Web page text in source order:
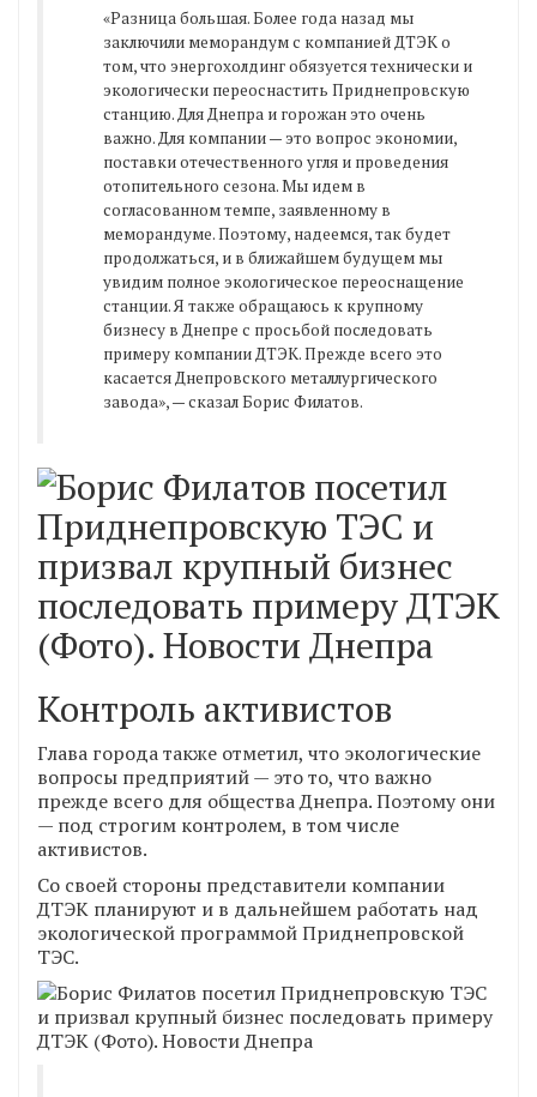
«Разница большая. Более года назад мы
заключили меморандум с компанией ДТЭК о
том, что энергохолдинг обязуется технически и
экологически переоснастить Приднепровскую
станцию. Для Днепра и горожан это очень
важно. Для компании — это вопрос экономии,
поставки отечественного угля и проведения
отопительного сезона. Мы идем в
согласованном темпе, заявленному в
меморандуме. Поэтому, надеемся, так будет
продолжаться, и в ближайшем будущем мы
увидим полное экологическое переоснащение
станции. Я также обращаюсь к крупному
бизнесу в Днепре с просьбой последовать
примеру компании ДТЭК. Прежде всего это
касается Днепровского металлургического
завода», — сказал Борис Филатов.
Контроль активистов
Глава города также отметил, что экологические
вопросы предприятий — это то, что важно
прежде всего для общества Днепра. Поэтому они
— под строгим контролем, в том числе
активистов.
Со своей стороны представители компании
ДТЭК планируют и в дальнейшем работать над
экологической программой Приднепровской
ТЭС.